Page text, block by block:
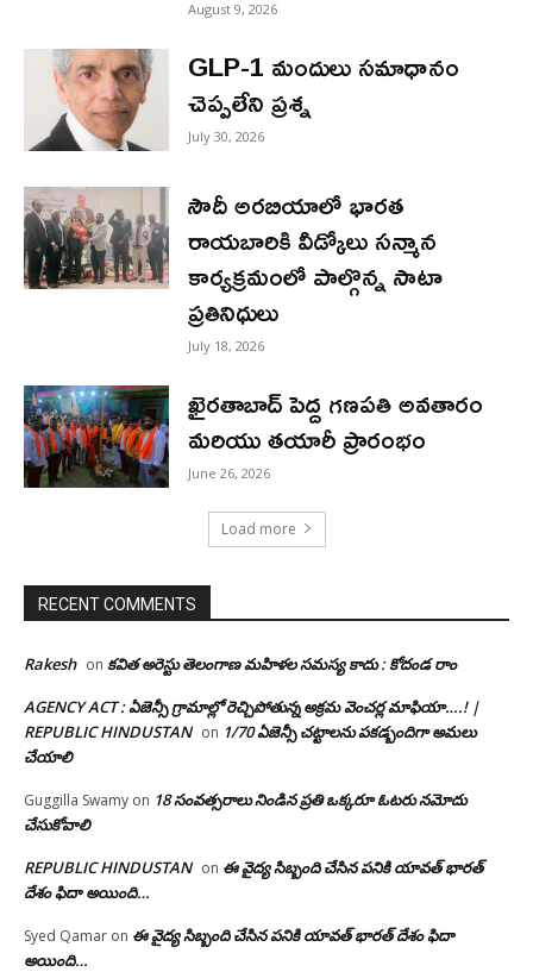
August 9, 2026
GLP-1 మందులు సమాధానం
చెప్పలేని ప్రశ్న
July 30, 2026
సౌదీ అరబియాలో భారత
రాయబారికి వీడ్కోలు సన్మాన
కార్యక్రమంలో పాల్గొన్న సాటా
ప్రతినిధులు
July 18, 2026
ఖైరతాబాద్ పెద్ద గణపతి అవతారం
మరియు తయారీ ప్రారంభం
June 26, 2026
Load more
RECENT COMMENTS
Rakesh on కవిత అరెస్టు తెలంగాణ మహిళల సమస్య కాదు : కోదండ రాం
AGENCY ACT : ఏజెన్సీ గ్రామాల్లో రెచ్చిపోతున్న అక్రమ వెంచర్ల మాఫియా….! |
REPUBLIC HINDUSTAN on 1/70 ఏజెన్సీ చట్టాలను పకడ్బందిగా అమలు
చేయాలి
Guggilla Swamy on 18 సంవత్సరాలు నిండిన ప్రతి ఒక్కరూ ఓటరు నమోదు
చేసుకోవాలి
REPUBLIC HINDUSTAN on ఈ వైద్య సిబ్బంది చేసిన పనికి యావత్ భారత్
దేశం ఫిదా అయింది…
Syed Qamar on ఈ వైద్య సిబ్బంది చేసిన పనికి యావత్ భారత్ దేశం ఫిదా
అయింది…